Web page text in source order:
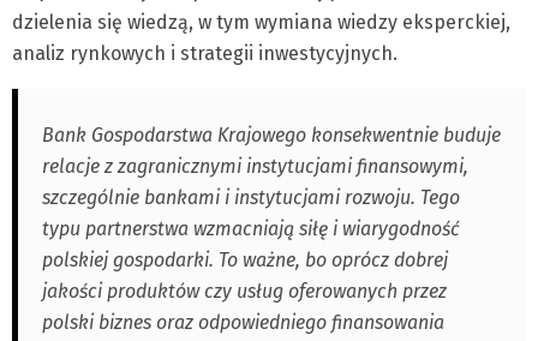
dzielenia się wiedzą, w tym wymiana wiedzy eksperckiej,
analiz rynkowych i strategii inwestycyjnych.
Bank Gospodarstwa Krajowego konsekwentnie buduje
relacje z zagranicznymi instytucjami finansowymi,
szczególnie bankami i instytucjami rozwoju. Tego
typu partnerstwa wzmacniają siłę i wiarygodność
polskiej gospodarki. To ważne, bo oprócz dobrej
jakości produktów czy usług oferowanych przez
polski biznes oraz odpowiedniego finansowania